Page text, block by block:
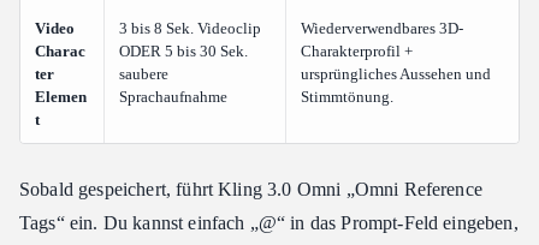
Video
Charac
ter
Elemen
t
3 bis 8 Sek. Videoclip
ODER 5 bis 30 Sek.
saubere
Sprachaufnahme
Wiederverwendbares 3D-
Charakterprofil +
ursprüngliches Aussehen und
Stimmtönung.
Sobald gespeichert, führt Kling 3.0 Omni „Omni Reference
Tags“ ein. Du kannst einfach „@“ in das Prompt-Feld eingeben,